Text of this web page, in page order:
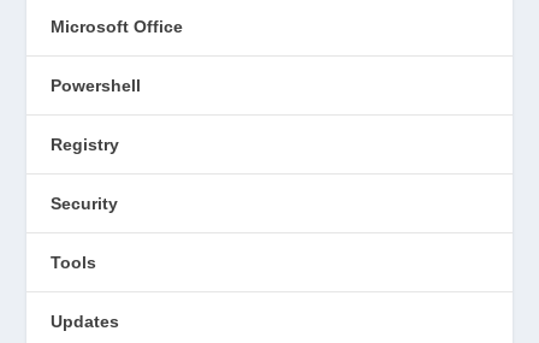
Microsoft Office
Powershell
Registry
Security
Tools
Updates